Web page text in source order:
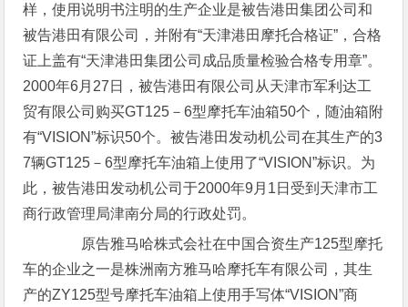
样，使用说明书注明的生产企业是被告港田集团公司和
被告港田有限公司，并附有“天津港田摩托合格证”，合格
证上盖有“天津港田集团公司成品质量检验合格专用章”。
2000年6月27日，被告港田有限公司从天津市军利达工
贸有限公司购买GT125－6型摩托车油箱50个，随油箱附
有“VISION”标识50个。被告港田发动机公司在其生产的3
7辆GT125－6型摩托车油箱上使用了“VISION”标识。为
此，被告港田发动机公司于2000年9月1日受到天津市工
商行政管理局津南分局的行政处罚。
原告雅马哈株式会社在中国合资生产125型摩托
车的企业之一是株洲南方雅马哈摩托车有限公司，其生
产的ZY125型号摩托车油箱上使用手写体“VISION”商